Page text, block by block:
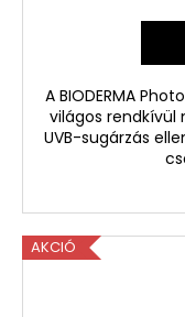
A BIODERMA
világos rendkívül
UVB-sugárzás
AKCIÓ